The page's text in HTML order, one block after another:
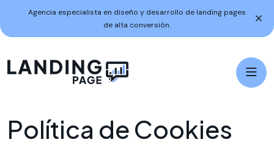
Agencia especialista en diseño y desarrollo de landing pages
de alta conversión.
Política deCookies